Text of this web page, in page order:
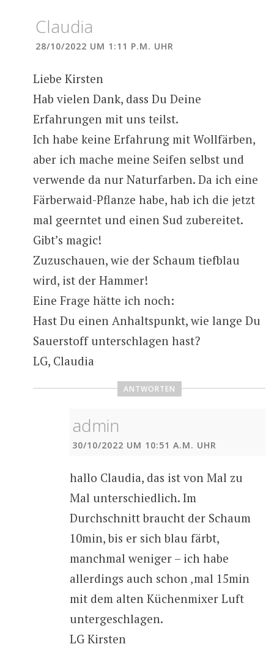
Claudia
28/10/2022 UM 1:11 P.M. UHR
Liebe Kirsten
Hab vielen Dank, dass Du Deine
Erfahrungen mit uns teilst.
Ich habe keine Erfahrung mit Wollfärben,
aber ich mache meine Seifen selbst und
verwende da nur Naturfarben. Da ich eine
Färberwaid-Pflanze habe, hab ich die jetzt
mal geerntet und einen Sud zubereitet.
Gibt’s magic!
Zuzuschauen, wie der Schaum tiefblau
wird, ist der Hammer!
Eine Frage hätte ich noch:
Hast Du einen Anhaltspunkt, wie lange Du
Sauerstoff unterschlagen hast?
LG, Claudia
ANTWORTEN
admin
30/10/2022 UM 10:51 A.M. UHR
hallo Claudia, das ist von Mal zu
Mal unterschiedlich. Im
Durchschnitt braucht der Schaum
10min, bis er sich blau färbt,
manchmal weniger – ich habe
allerdings auch schon ‚mal 15min
mit dem alten Küchenmixer Luft
untergeschlagen.
LG Kirsten